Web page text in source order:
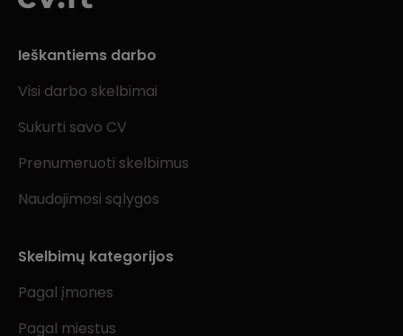
Ieškantiems darbo
Visi darbo skelbimai
Sukurti savo CV
Prenumeruoti skelbimus
Naudojimosi sąlygos
Skelbimų kategorijos
Pagal įmones
Pagal miestus